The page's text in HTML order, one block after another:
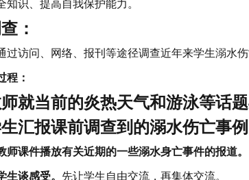
知识、提高自我保护能力。
：
过访问、网络、报刊等途径调查近年来学生溺水伤
程：
就当前的炎热天气和游泳等话
汇报课前调查到的溺水伤亡事例
课件播放有关近期的一些溺水身亡事件的报道。
谈感受。 先让学生自由交流，再集体交流。